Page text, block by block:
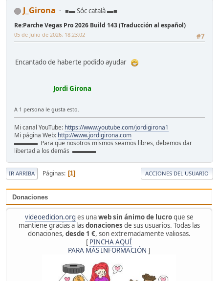
Donaciones
videoedicion.org es unaweb sin ánimo de lucroque se
mantiene gracias a lasdonaciones de sus usuarios. Todas las
donaciones, desde 1 €, son extremadamente valiosas.
[ PINCHA AQUÍ
PARA MÁS INFORMACIÓN ]
J_Girona ■▬ Sóc català ▬■
Re:Parche Vegas Pro 2026 Build 143 (Traducción al español)
#7
05 de Julio de 2026, 18:23:02
Encantado de haberte podido ayudar
Jordi Girona
A 1 persona le gusta esto.
Mi canal YouTube: https://www.youtube.com/jordigirona1
Mi página Web: http://www.jordigirona.com
▬▬▬▬ Para que nosotros mismos seamos libres, debemos dar
libertad a los demás ▬▬▬▬
IR ARRIBA Páginas 1 ACCIONES DEL USUARIO